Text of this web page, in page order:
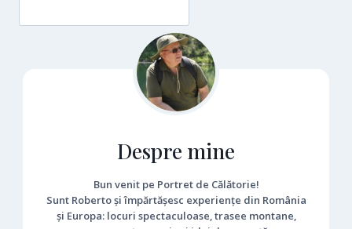
Despre mine
Bun venit pe Portret de Călătorie!
Sunt Roberto și împărtășesc experiențe din România
și Europa: locuri spectaculoase, trasee montane,